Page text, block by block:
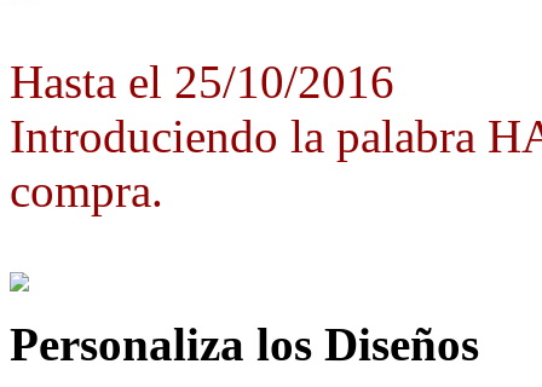
Hasta el 25/10/2016
Introduciendo la palabra
compra.
Personaliza los Diseños